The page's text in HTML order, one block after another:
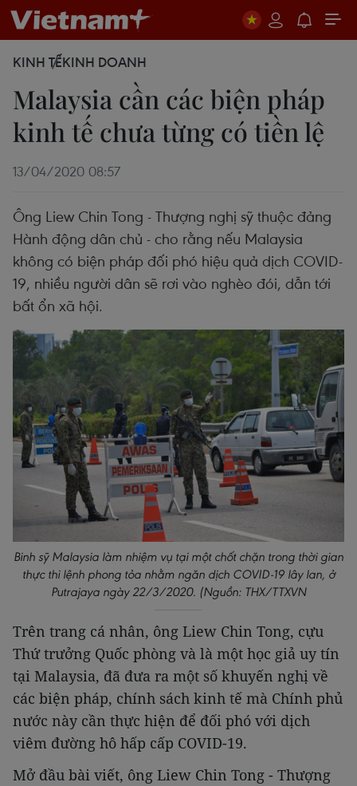
KINH TẾKINH DOANH
Malaysia cần các biện pháp
kinh tế chưa từng có tiền lệ
13/04/2020 08:57
Ông Liew Chin Tong - Thượng nghị sỹ thuộc đảng
Hành động dân chủ - cho rằng nếu Malaysia
không có biện pháp đối phó hiệu quả dịch COVID-
19, nhiều người dân sẽ rơi vào nghèo đói, dẫn tới
bất ổn xã hội.
Binh sỹ Malaysia làm nhiệm vụ tại một chốt chặn trong thời gian
thực thi lệnh phong tỏa nhằm ngăn dịch COVID-19 lây lan, ở
Putrajaya ngày 22/3/2020. (Nguồn: THX/TTXVN
Trên trang cá nhân, ông Liew Chin Tong, cựu
Thứ trưởng Quốc phòng và là một học giả uy tín
tại Malaysia, đã đưa ra một số khuyến nghị về
các biện pháp, chính sách kinh tế mà Chính phủ
nước này cần thực hiện để đối phó với dịch
viêm đường hô hấp cấp COVID-19.
Mở đầu bài viết, ông Liew Chin Tong - Thượng